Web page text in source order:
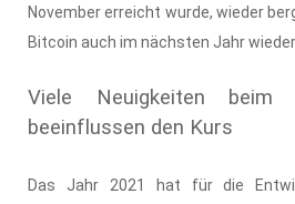
November erreicht wurde, wieder
Bitcoin auch im nächsten Jahr
Viele Neuigkeiten
beeinflussen den Kurs
Das Jahr 2021 hat für die